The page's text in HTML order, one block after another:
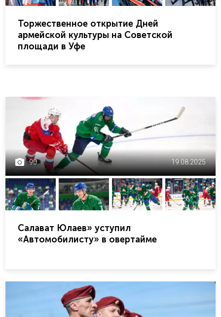
Торжественное открытие Дней
армейской культуры на Советской
площади в Уфе
90 19.08.2025
Салават Юлаев» уступил
«Автомобилисту» в овертайме